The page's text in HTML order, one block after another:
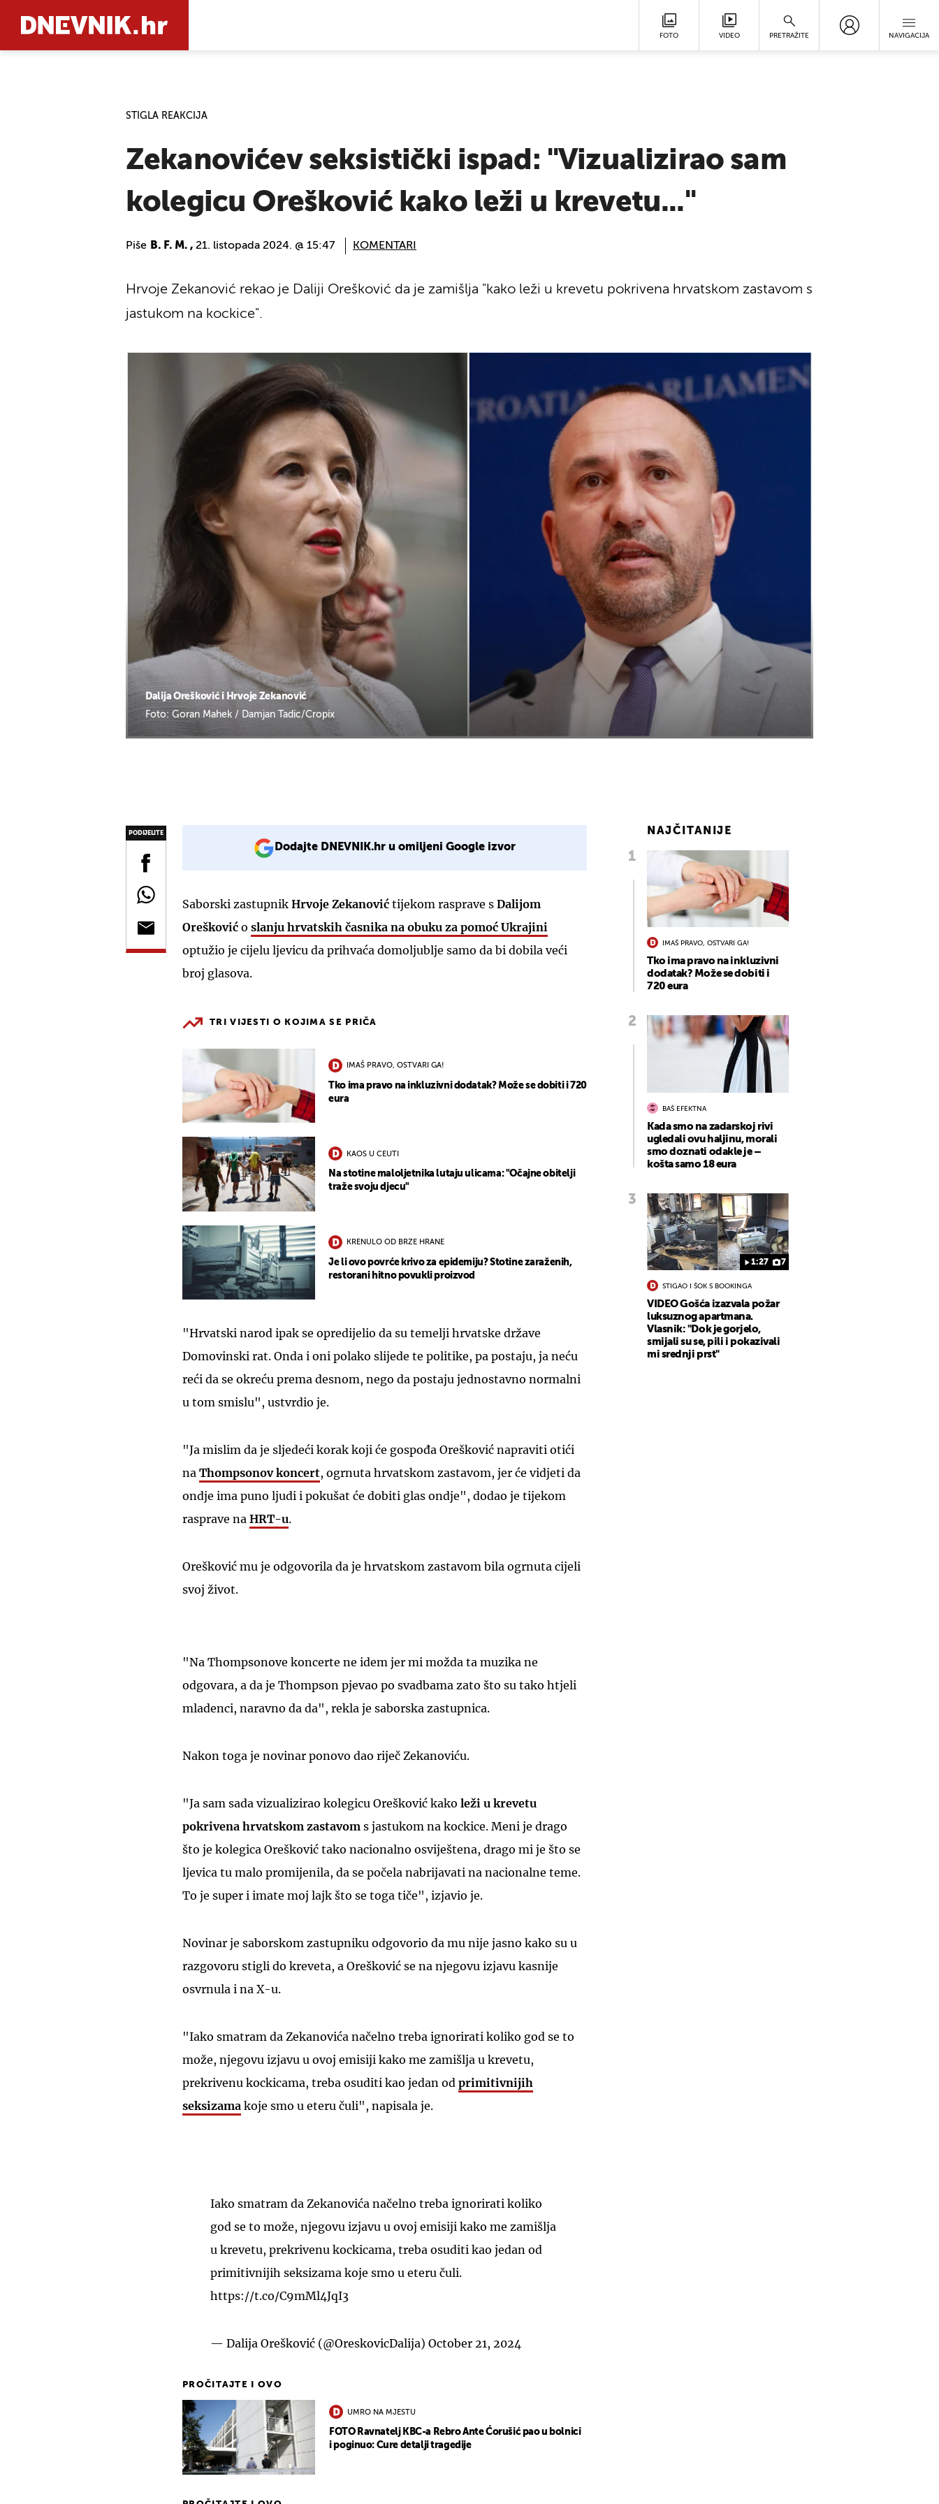
FOTO VIDEO PRETRAŽITE NAVIGACIJA
STIGLA REAKCIJA
Zekanovićev seksistički ispad: "Vizualizirao sam
kolegicu Orešković kako leži u krevetu..."
Piše B. F. M. , 21. listopada 2024. @ 15:47 KOMENTARI
Dalija Orešković i Hrvoje Zekanović
Foto: Goran Mahek / Damjan Tadic/Cropix
Hrvoje Zekanović rekao je Daliji Orešković da je zamišlja "kako leži u krevetu pokrivena hrvatskom zastavom s
jastukom na kockice".
PODIJELITE
Dodajte DNEVNIK.hr u omiljeni Google izvor
Saborski zastupnik Hrvoje Zekanović tijekom rasprave s Dalijom
Orešković o slanju hrvatskih časnika na obuku za pomoć Ukrajini
optužio je cijelu ljevicu da prihvaća domoljublje samo da bi dobila veći
broj glasova.
TRI VIJESTI O KOJIMA SE PRIČA
IMAŠ PRAVO, OSTVARI GA!
Tko ima pravo na inkluzivni dodatak? Može se dobiti i 720
eura
KAOS U CEUTI
Na stotine maloljetnika lutaju ulicama: "Očajne obitelji
traže svoju djecu"
KRENULO OD BRZE HRANE
Je li ovo povrće krivo za epidemiju? Stotine zaraženih,
restorani hitno povukli proizvod
"Hrvatski narod ipak se opredijelio da su temelji hrvatske države
Domovinski rat. Onda i oni polako slijede te politike, pa postaju, ja neću
reći da se okreću prema desnom, nego da postaju jednostavno normalni
u tom smislu", ustvrdio je.
"Ja mislim da je sljedeći korak koji će gospođa Orešković napraviti otići
na Thompsonovkoncert, ogrnuta hrvatskom zastavom, jer će vidjeti da
ondje ima puno ljudi i pokušat će dobiti glas ondje", dodao je tijekom
rasprave na HRT-u.
Orešković mu je odgovorila da je hrvatskom zastavom bila ogrnuta cijeli
svoj život.
"Na Thompsonove koncerte ne idem jer mi možda ta muzika ne
odgovara, a da je Thompson pjevao po svadbama zato što su tako htjeli
mladenci, naravno da da", rekla je saborska zastupnica.
Nakon toga je novinar ponovo dao riječ Zekanoviću.
"Ja sam sada vizualizirao kolegicu Orešković kako leži u krevetu
pokrivena hrvatskom zastavom s jastukom na kockice. Meni je drago
što je kolegica Orešković tako nacionalno osviještena, drago mi je što se
ljevica tu malo promijenila, da se počela nabrijavati na nacionalne teme.
To je super i imate moj lajk što se toga tiče", izjavio je.
Novinar je saborskom zastupniku odgovorio da mu nije jasno kako su u
razgovoru stigli do kreveta, a Orešković se na njegovu izjavu kasnije
osvrnula i na X-u.
"Iako smatram da Zekanovića načelno treba ignorirati koliko god se to
može, njegovu izjavu u ovoj emisiji kako me zamišlja u krevetu,
prekrivenu kockicama, treba osuditi kao jedan od primitivnijih
seksizama koje smo u eteru čuli", napisala je.
Iako smatram da Zekanovića načelno treba ignorirati koliko
god se to može, njegovu izjavu u ovoj emisiji kako me zamišlja
u krevetu, prekrivenu kockicama, treba osuditi kao jedan od
primitivnijih seksizama koje smo u eteru čuli.
https://t.co/C9mMl4JqI3
— Dalija Orešković (@OreskovicDalija) October 21, 2024
PROČITAJTE I OVO
UMRO NA MJESTU
FOTO Ravnatelj KBC-a Rebro Ante Ćorušić pao u bolnici
i poginuo: Cure detalji tragedije
NAJČITANIJE
IMAŠ PRAVO, OSTVARI GA!
Tko ima pravo na inkluzivni
dodatak? Može se dobiti i
720 eura
BAŠ EFEKTNA
Kada smo na zadarskoj rivi
ugledali ovu haljinu, morali
smo doznati odakle je –
košta samo 18 eura
1:27 7
STIGAO I ŠOK S BOOKINGA
VIDEO Gošća izazvala požar
luksuznog apartmana.
Vlasnik: "Dok je gorjelo,
smijali su se, pili i pokazivali
mi srednji prst"
UKLJUČITE NOTIFIKACIJE